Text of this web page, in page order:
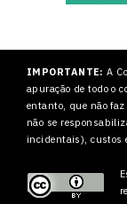
IMPORTANTE: A
apuração de todo o
entanto, que não
não se
incidentais), custos